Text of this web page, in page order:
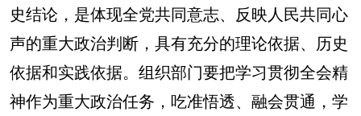
四川 贵州 云南 西藏
陕西 甘肃 青海 宁夏
新疆 内蒙古 黑龙江
史结论，是体现全党共同意志、反映人民共同心
声的重大政治判断，具有充分的理论依据、历史
依据和实践依据。组织部门要把学习贯彻全会精
神作为重大政治任务，吃准悟透、融会贯通，学